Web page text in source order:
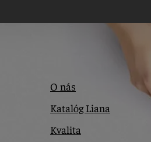
O nás
Katalóg Liana
Kvalita